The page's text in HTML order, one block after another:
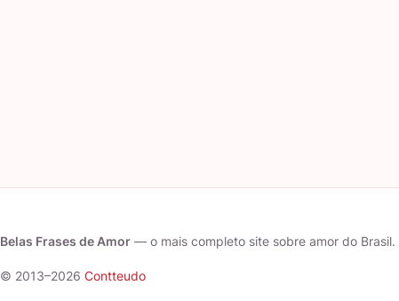
Belas Frases de Amor — o mais completo site sobre amor do Brasil.
© 2013–2026 Contteudo